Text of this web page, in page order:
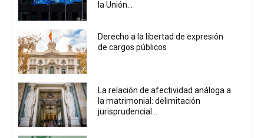
la Unión...
Derecho a la libertad de expresión
de cargos públicos
La relación de afectividad análoga a
la matrimonial: delimitación
jurisprudencial...